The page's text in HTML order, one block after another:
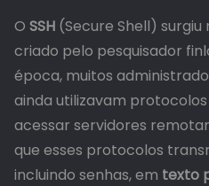
O SSH (Secure Shell) surgiu
criado pelo pesquisador
época, muitos
ainda utilizavam
acessar servidores
que esses protocolos
incluindo senhas, em texto